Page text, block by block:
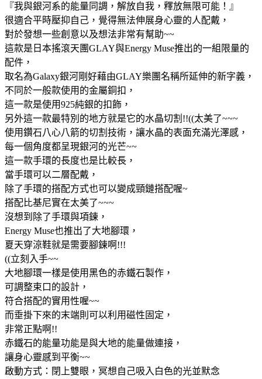
『我與銀河系的能量同調，解放自我，釋放無限可能！』
很適合平時壓抑自己，覺得無法伸展身心靈的人配戴，
對於發想一些創意以及想法非常有幫助~~
這款是日本搖滾天團GLAY與Energy Muse推出的一組限量的
配件，
取名為Galaxy銀河剛好藉由GLAY樂團名稱所延伸的新字義，
不同於一般款使用的金屬銅扣，
這一款是使用925純銀的扣飾，
另外這一款最特別的地方就是它的水晶切割!!((太美了~~~
使用鑽石八心八箭的切割技術，讓水晶的表面充滿光澤感，
每一個角度都呈現銀河的光芒~~
這一款手環的長度也是比較長，
當手環可以二層配戴，
除了手環的搭配方式也可以變成頸鏈搭配喔~
搭配比基尼實在太美了~~~
沒想到除了手環與項鍊，
Energy Muse也推出了大地腳環，
夏天穿涼鞋就是需要腳鍊啊!!!
((立刻入手~~
大地腳環一樣是使用黑色的赤鐵石製作，
可調整束口的設計，
符合搭配的實用性喔~~
而垂掛下來的末端則可以利用磁性固定，
非常正點啊!!
赤鐵石的能量功能是與大地的能量做連接，
讓身心靈感到平衡~~
啟動方式：閉上雙眼，冥想自己吸入白色的光並默念